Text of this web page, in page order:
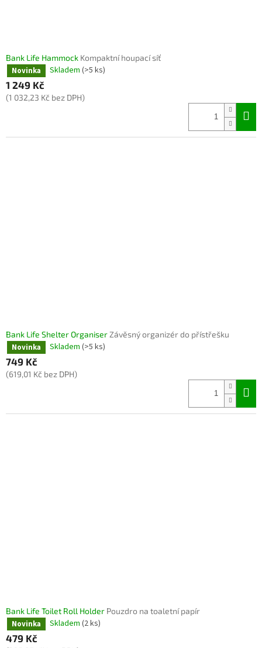
Bank Life Hammock Kompaktní houpací síť
Novinka Skladem (>5 ks)
1 249 Kč
(1 032,23 Kč bez DPH)
Bank Life Shelter Organiser Závěsný organizér do přístřešku
Novinka Skladem (>5 ks)
749 Kč
(619,01 Kč bez DPH)
Bank Life Toilet Roll Holder Pouzdro na toaletní papír
Novinka Skladem (2 ks)
479 Kč